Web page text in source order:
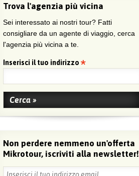
Trova l'agenzia più vicina
Sei interessato ai nostri tour? Fatti
consigliare da un agente di viaggio, cerca
l'agenzia più vicina a te.
Inserisci il tuo indirizzo
Non perdere nemmeno un'offerta
Mikrotour, iscriviti alla newsletter!